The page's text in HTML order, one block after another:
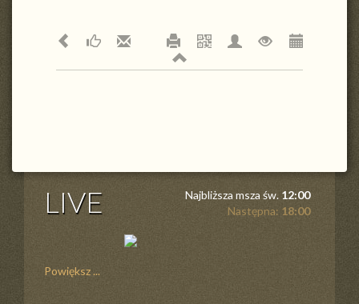
LIVE Najbliższa msza św. 12:00
Następna: 18:00
Powiększ ...